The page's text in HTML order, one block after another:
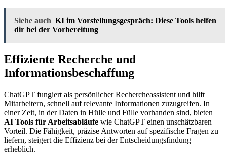
Siehe auch KI im Vorstellungsgespräch: Diese Tools helfen
dir bei der Vorbereitung
Effiziente Recherche und
Informationsbeschaffung
ChatGPT fungiert als persönlicher Rechercheassistent und hilft
Mitarbeitern, schnell auf relevante Informationen zuzugreifen. In
einer Zeit, in der Daten in Hülle und Fülle vorhanden sind, bieten
AI Tools für Arbeitsabläufe wie ChatGPT einen unschätzbaren
Vorteil. Die Fähigkeit, präzise Antworten auf spezifische Fragen zu
liefern, steigert die Effizienz bei der Entscheidungsfindung
erheblich.